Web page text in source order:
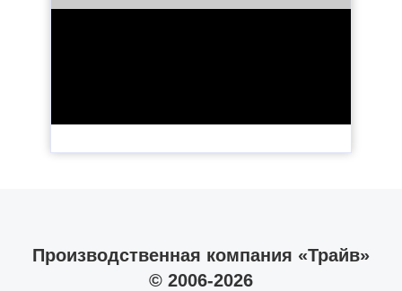
Производственная компания «Трайв»
© 2006-2026